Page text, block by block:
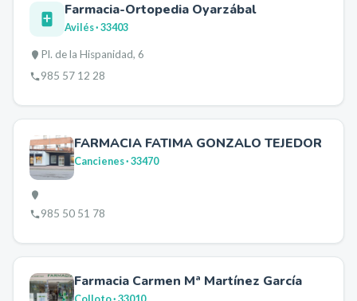
Farmacia-Ortopedia Oyarzábal
Avilés· 33403
Pl. de la Hispanidad, 6
985 57 12 28
FARMACIA FATIMA GONZALO TEJEDOR
Cancienes· 33470
985 50 51 78
Farmacia Carmen Mª Martínez García